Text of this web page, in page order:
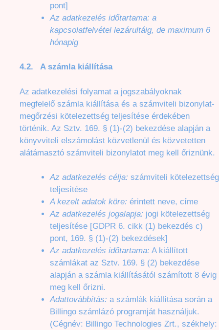
pont]
Az adatkezelés időtartama: a
kapcsolatfelvétel lezárultáig, de maximum 6
hónapig
4.2. A számla kiállítása
Az adatkezelési folyamat a jogszabályoknak
megfelelő számla kiállítása és a számviteli bizonylat-
megőrzési kötelezettség teljesítése érdekében
történik. Az Sztv. 169. § (1)-(2) bekezdése alapján a
könyvviteli elszámolást közvetlenül és közvetetten
alátámasztó számviteli bizonylatot meg kell őriznünk.
Az adatkezelés célja: számviteli kötelezettség
teljesítése
A kezelt adatok köre: érintett neve, címe
Az adatkezelés jogalapja: jogi kötelezettség
teljesítése [GDPR 6. cikk (1) bekezdés c)
pont, 169. § (1)-(2) bekezdések]
Az adatkezelés időtartama: A kiállított
számlákat az Sztv. 169. § (2) bekezdése
alapján a számla kiállításától számított 8 évig
meg kell őrizni.
Adattovábbítás: a számlák kiállítása során a
Billingo számlázó programját használjuk.
(Cégnév: Billingo Technologies Zrt., székhely: